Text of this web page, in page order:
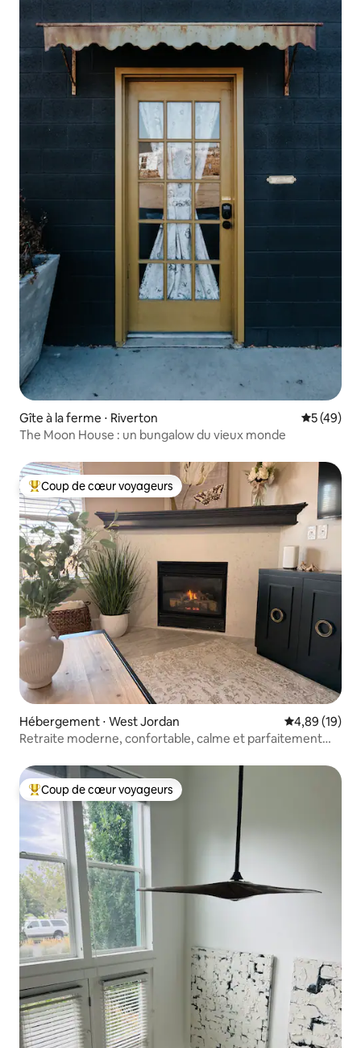
Gîte à la ferme ⋅ Riverton
5 (49)
The Moon House : un bungalow du vieux monde
Coups de cœur voyageurs les plus appréciés
Coup de cœur voyageurs
Hébergement ⋅ West Jordan Évaluation
4,89 (19)
Retraite moderne, confortable, calme et parfaitement
Coups de cœur voyageurs les plus appréciés
Coup de cœur voyageurs